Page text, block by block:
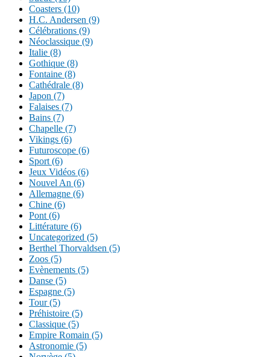
Coasters (10)
H.C. Andersen (9)
Célébrations (9)
Néoclassique (9)
Italie (8)
Gothique (8)
Fontaine (8)
Cathédrale (8)
Japon (7)
Falaises (7)
Bains (7)
Chapelle (7)
Vikings (6)
Futuroscope (6)
Sport (6)
Jeux Vidéos (6)
Nouvel An (6)
Allemagne (6)
Chine (6)
Pont (6)
Littérature (6)
Uncategorized (5)
Berthel Thorvaldsen (5)
Zoos (5)
Evènements (5)
Danse (5)
Espagne (5)
Tour (5)
Préhistoire (5)
Classique (5)
Empire Romain (5)
Astronomie (5)